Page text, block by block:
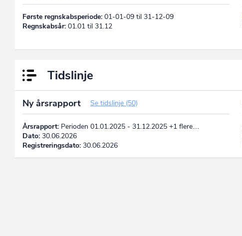
Første regnskabsperiode: 01-01-09 til 31-12-09
Regnskabsår: 01.01 til 31.12
Tidslinje
Ny årsrapport Se tidslinje (50)
Årsrapport: Perioden 01.01.2025 - 31.12.2025 +1 flere…
Dato: 30.06.2026
Registreringsdato: 30.06.2026